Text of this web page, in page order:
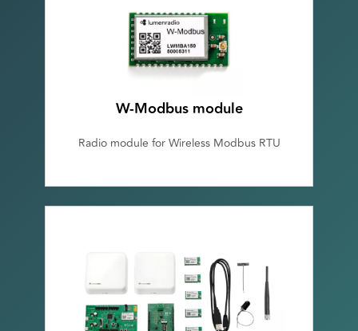
W-Modbus module
Radio module for Wireless Modbus RTU